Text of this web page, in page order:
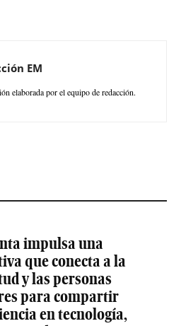
EM
elaborada por el equipo de redacción.
impulsa una
que conecta a la
y las personas
para compartir
en tecnología,